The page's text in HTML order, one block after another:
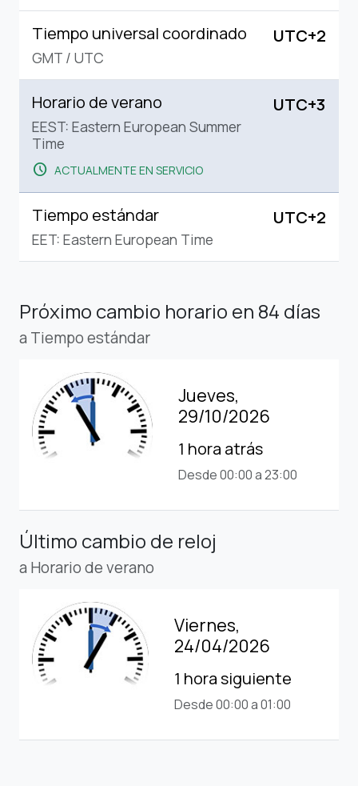
Tiempo universal coordinado
GMT / UTC
UTC+2
Horario de verano
EEST: Eastern European Summer
Time
schedule ACTUALMENTE EN SERVICIO
UTC+3
Tiempo estándar
EET: Eastern European Time
UTC+2
Próximo cambio horario en 84 días
a Tiempo estándar
Jueves,
29/10/2026
1 hora atrás
Desde 00:00 a 23:00
Último cambio de reloj
a Horario de verano
Viernes,
24/04/2026
1 hora siguiente
Desde 00:00 a 01:00